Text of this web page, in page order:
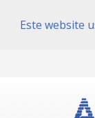
Este website